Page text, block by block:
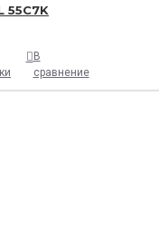
55C7K
В
сравнение